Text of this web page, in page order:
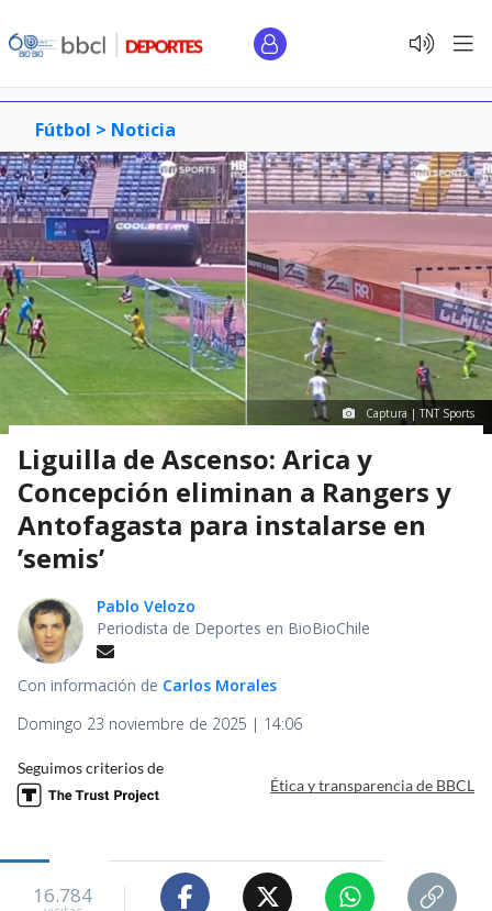
Fútbol > Noticia
Captura | TNT Sports
Liguilla de Ascenso: Arica y
Concepción eliminan a Rangers y
Antofagasta para instalarse en
’semis’
Pablo Velozo
Periodista de Deportes en BioBioChile
Con información de Carlos Morales
Domingo 23 noviembre de 2025 | 14:06
Seguimos criterios de
Ética y transparencia de BBCL
16.784